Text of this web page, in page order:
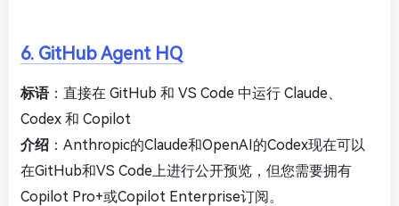
6. GitHub Agent HQ
标语：直接在 GitHub 和 VS Code 中运行 Claude、
Codex 和 Copilot
介绍 ：Anthropic的Claude和OpenAI的Codex现在可以
在GitHub和VS Code上进行公开预览，但您需要拥有
Copilot Pro+或Copilot Enterprise订阅。